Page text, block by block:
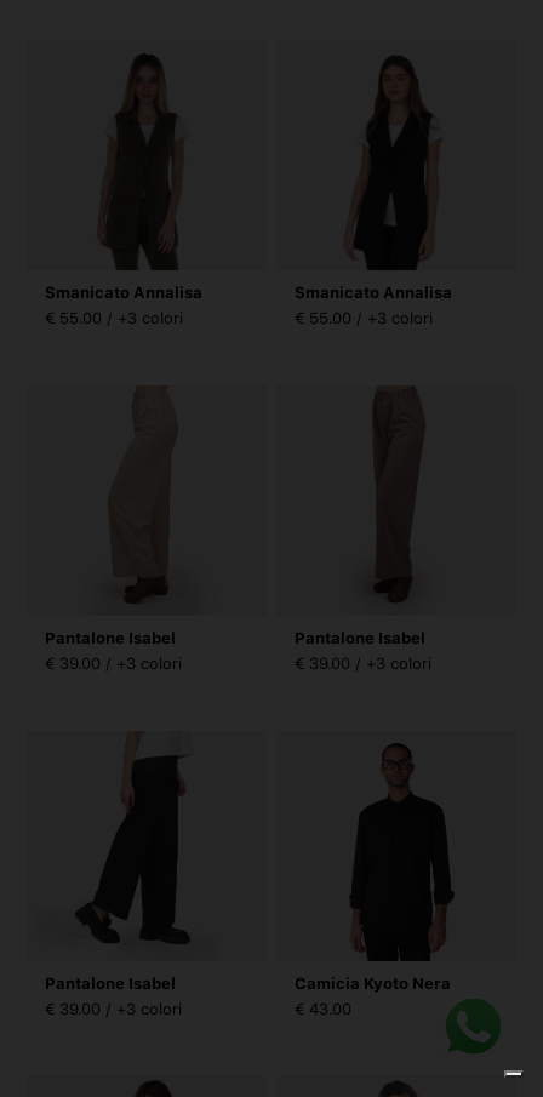
Smanicato Annalisa
€ 55.00 / +3 colori
Smanicato Annalisa
€ 55.00 / +3 colori
Pantalone Isabel
€ 39.00 / +3 colori
Pantalone Isabel
€ 39.00 / +3 colori
Pantalone Isabel
€ 39.00 / +3 colori
Camicia Kyoto Nera
€ 43.00